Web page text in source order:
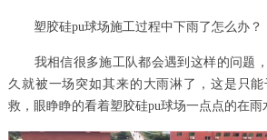
塑胶硅pu球场施工过程中下雨了怎么办？
我相信很多施工队都会遇到这样的问题，
久就被一场突如其来的大雨淋了，这是只
救，眼睁睁的看着塑胶硅pu球场一点点的在雨